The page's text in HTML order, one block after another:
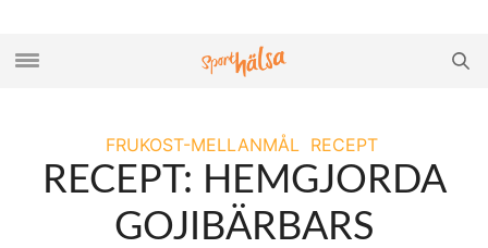
FRUKOST-MELLANMÅL RECEPT
RECEPT: HEMGJORDA
GOJIBÄRBARS